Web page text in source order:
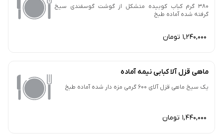
380 گرم کباب کوبیده متشکل از گوشت گوسفندی سیخ
گرفته شده آماده طبخ
1,240,000 تومان
ماهی قزل آلا کبابی نیمه آماده
یک سیخ ماهی قزل آلای 600 گرمی مزه دار شده آماده طبخ
1,440,000 تومان